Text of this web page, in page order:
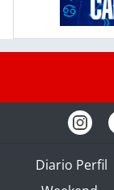
Diario Perfil